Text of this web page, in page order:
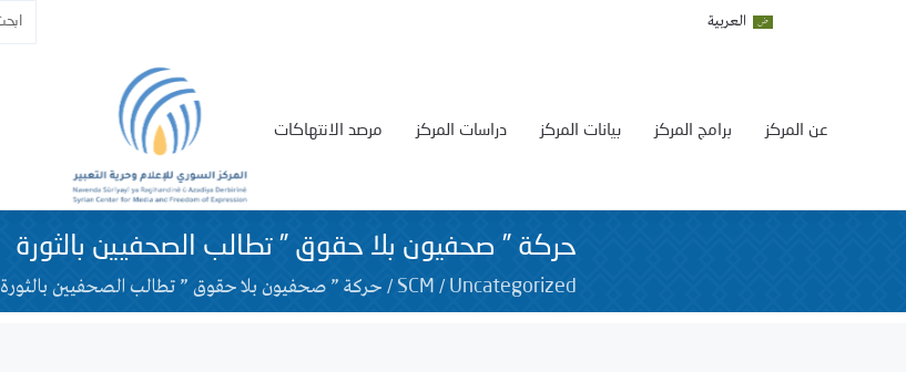
العربية
مرصد الانتهاكات دراسات المركز بيانات المركز برامج المركز عن المركز
حركة ” صحفيون بلا حقوق ” تطالب الصحفيين بالثورة
SCM / Uncategorized
/ حركة ” صحفيون بلا حقوق ” تطالب الصحفيين بالثورة